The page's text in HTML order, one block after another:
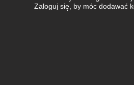
Zaloguj się, by móc dodawać